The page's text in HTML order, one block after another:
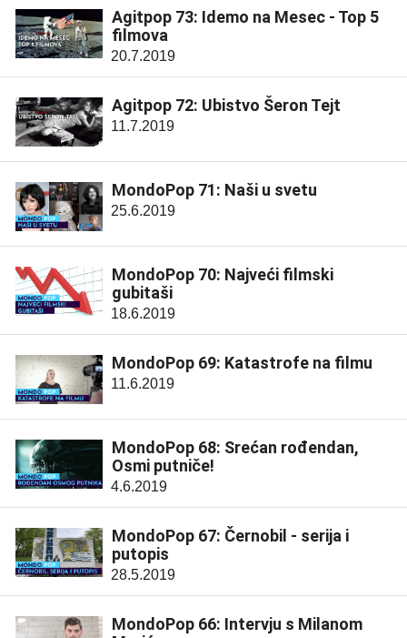
Agitpop 73: Idemo na Mesec - Top 5
filmova
20.7.2019
Agitpop 72: Ubistvo Šeron Tejt
11.7.2019
MondoPop 71: Naši u svetu
25.6.2019
MondoPop 70: Najveći filmski
gubitaši
18.6.2019
MondoPop 69: Katastrofe na filmu
11.6.2019
MondoPop 68: Srećan rođendan,
Osmi putniče!
4.6.2019
MondoPop 67: Černobil - serija i
putopis
28.5.2019
MondoPop 66: Intervju s Milanom